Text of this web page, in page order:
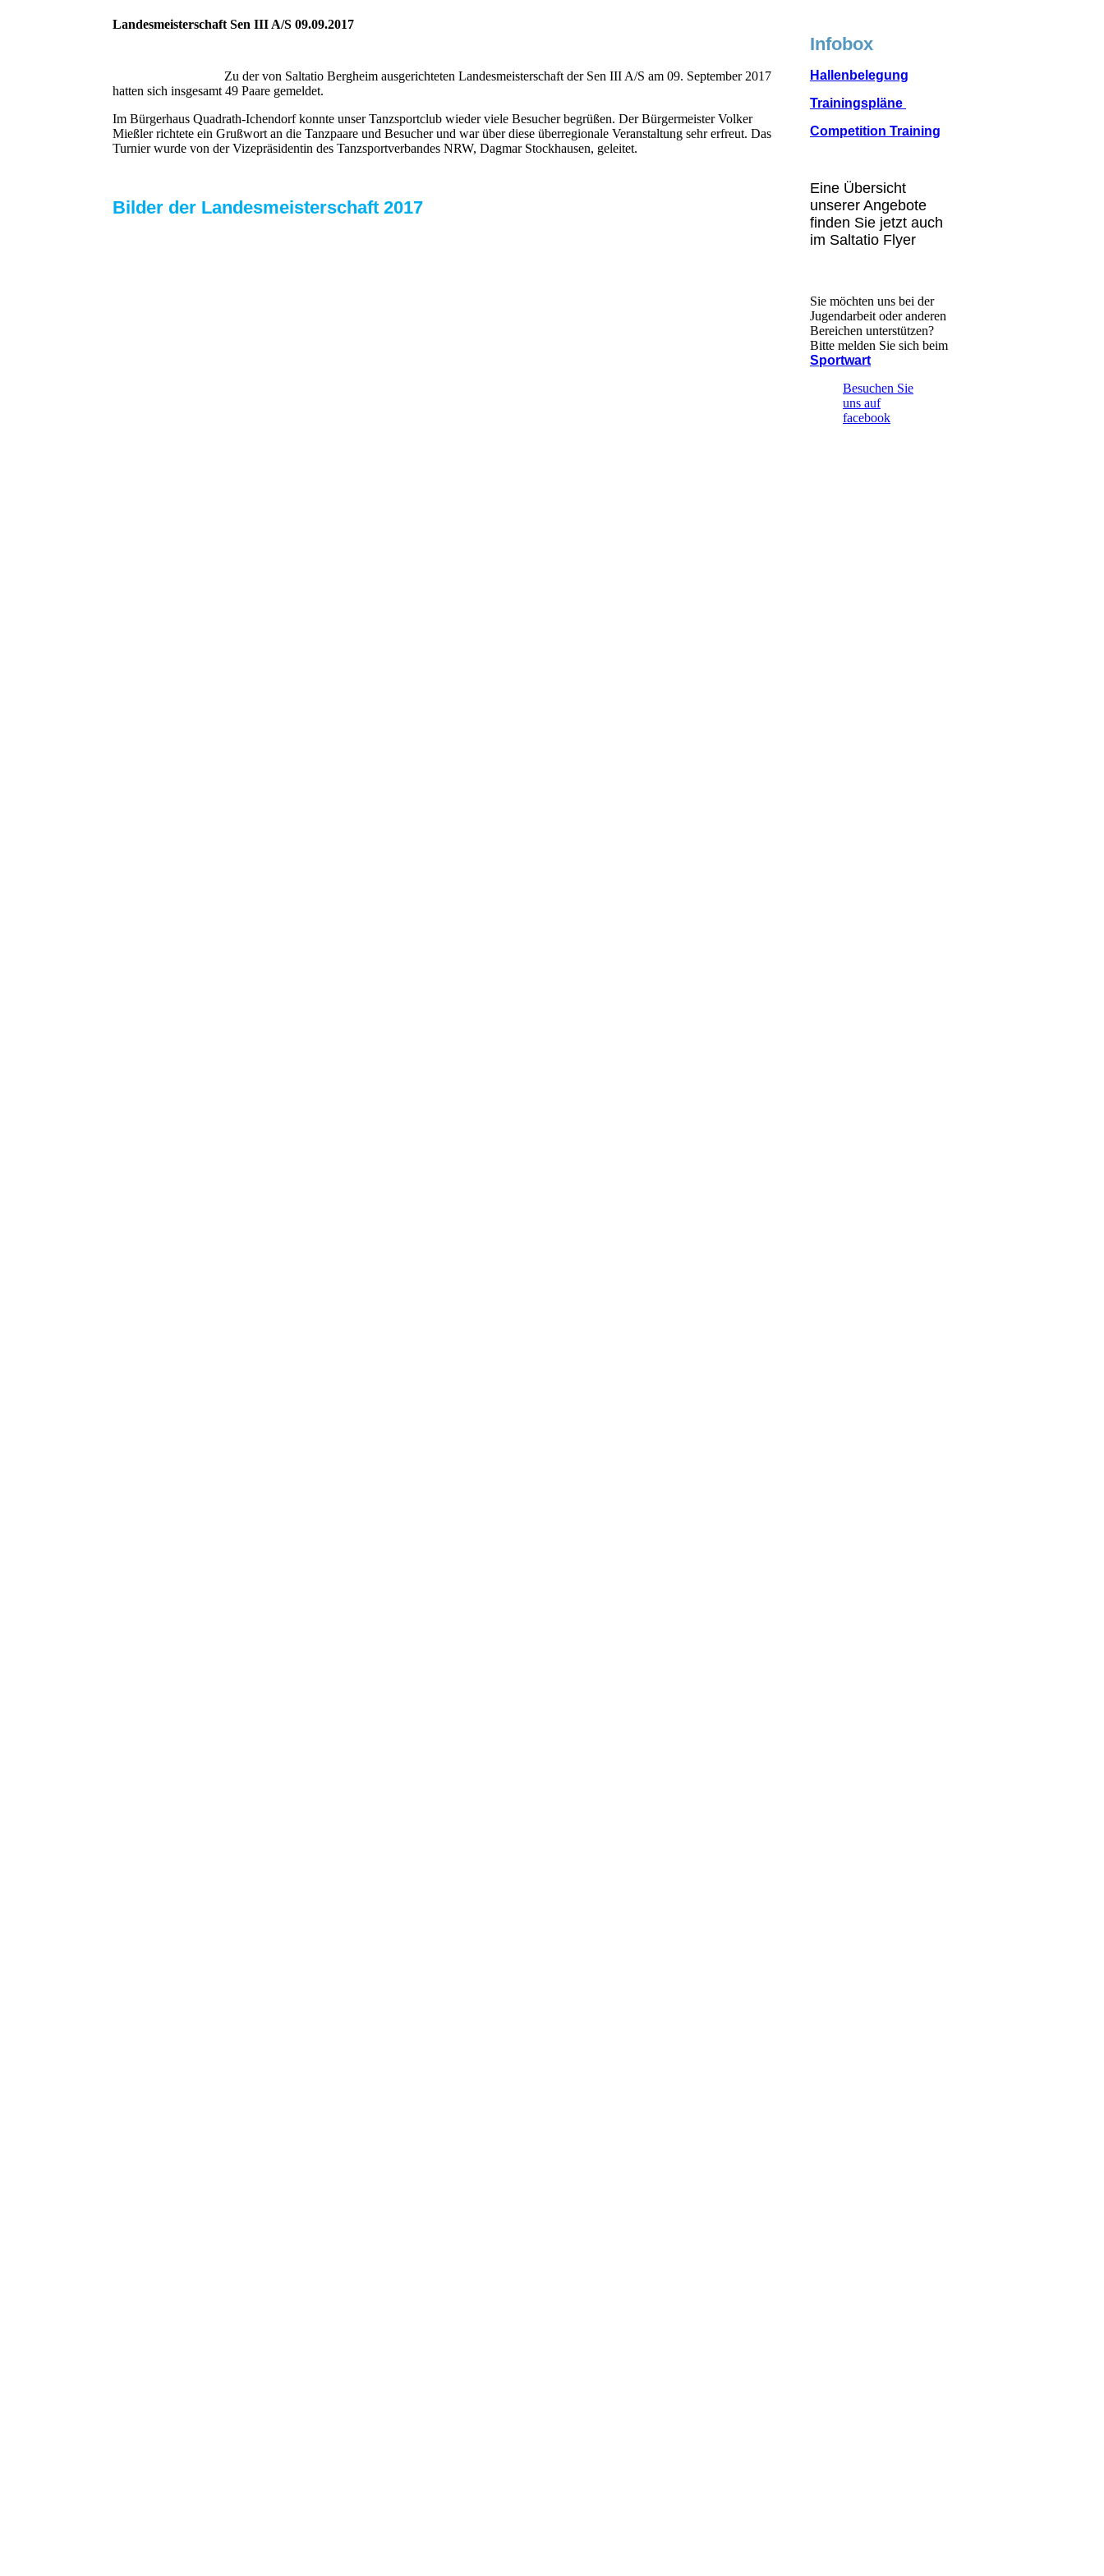
Landesmeisterschaft Sen III A/S 09.09.2017
Zu der von Saltatio Bergheim ausgerichteten Landesmeisterschaft der Sen III A/S am 09. September 2017
hatten sich insgesamt 49 Paare gemeldet.
Im Bürgerhaus Quadrath-Ichendorf konnte unser Tanzsportclub wieder viele Besucher begrüßen. Der Bürgermeister Volker
Mießler richtete ein Grußwort an die Tanzpaare und Besucher und war über diese überregionale Veranstaltung sehr erfreut. Das
Turnier wurde von der Vizepräsidentin des Tanzsportverbandes NRW, Dagmar Stockhausen, geleitet.
Bilder der Landesmeisterschaft 2017
Infobox
Hallenbelegung
Trainingspläne
Competition Training
Eine Übersicht
unserer Angebote
finden Sie jetzt auch
im Saltatio Flyer
Sie möchten uns bei der
Jugendarbeit oder anderen
Bereichen unterstützen?
Bitte melden Sie sich beim
Sportwart
Besuchen Sie
uns auf
facebook